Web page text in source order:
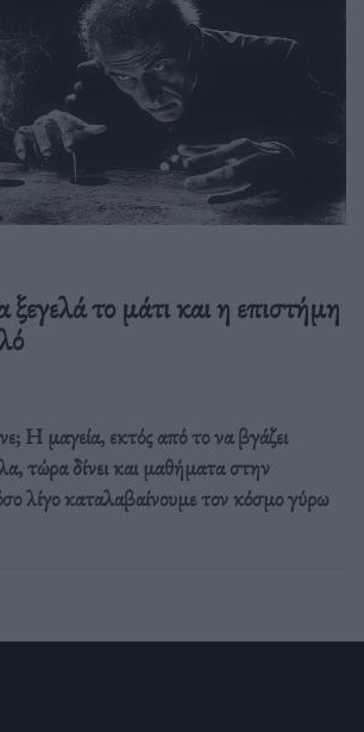
το μάτι και η επιστήμη
Η μαγεία, εκτός από το να βγάζει
τώρα δίνει και μαθήματα στην
λίγο καταλαβαίνουμε τον κόσμο γύρω